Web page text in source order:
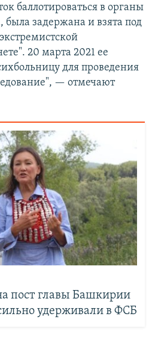
баллотироваться в органы
была задержана и взята под
20 марта 2021 ее
для проведения
— отмечают
пост главы Башкирии
удерживали в ФСБ